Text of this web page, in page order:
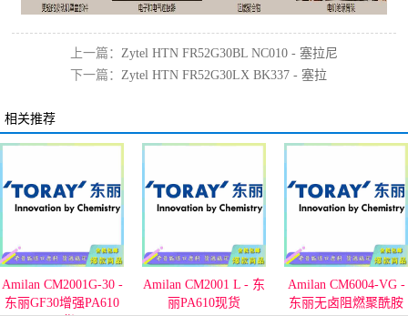
上一篇： Zytel HTN FR52G30BL NC010 - 塞拉尼
斯ppa
下一篇： Zytel HTN FR52G30LX BK337 - 塞拉
相关推荐
Amilan CM2001 L - 东
丽PA610现货
Amilan CM6004-VG -
东丽无卤阻燃聚酰胺
Amilan CM4000 - 东
熔点155℃,耐酒精PA